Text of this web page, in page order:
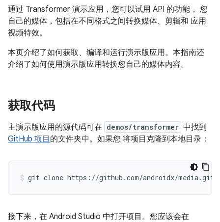
通过 Transformer 演示应用，您可以试用 API 的功能， 您
自己的媒体，包括在不同格式之间转换媒体、剪辑和 应用
视频特效。
本页介绍了如何获取、编译和运行演示版应用。本指南还
介绍了如何使用演示版应用转换您自己的媒体内容。
获取代码
主演示版应用的源代码可在 demos/transformer 中找到
GitHub 项目 的文件夹中。如果您 将项目克隆到本地目录：
接下来，在 Android Studio 中打开项目。您应该会在